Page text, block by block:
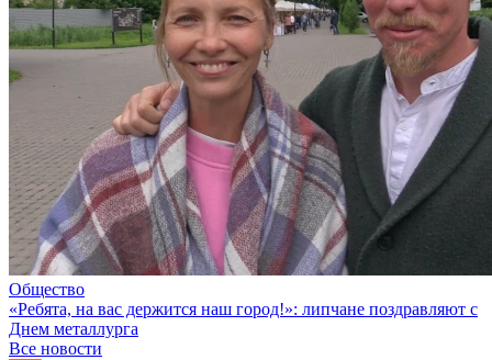
Общество
«Ребята, на вас держится наш город!»: липчане поздравляют с
Днем металлурга
Все новости